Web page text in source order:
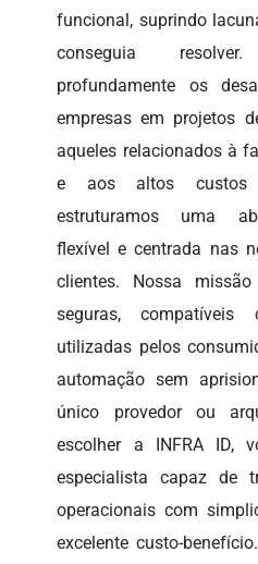
funcional, suprindo
conseguia
profundamente os
empresas em projetos
aqueles relacionados à
e aos altos custos
estruturamos uma
flexível e centrada nas
clientes. Nossa
seguras,
utilizadas pelos
automação sem
único provedor ou
escolher a INFRA ID,
especialista capaz de
operacionais com
excelente custo-